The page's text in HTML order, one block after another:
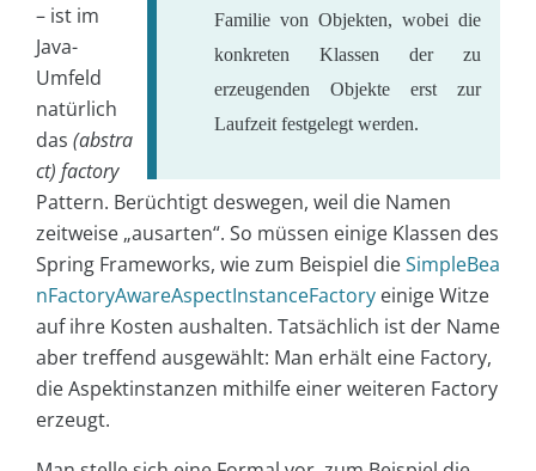
Familie von Objekten, wobei die
konkreten Klassen der zu
erzeugenden Objekte erst zur
Laufzeit festgelegt werden.
– ist im
Java-
Umfeld
natürlich
das (abstra
ct) factory
Pattern. Berüchtigt deswegen, weil die Namen
zeitweise „ausarten“. So müssen einige Klassen des
Spring Frameworks, wie zum Beispiel dieSimpleBea
nFactoryAwareAspectInstanceFactory einige Witze
auf ihre Kosten aushalten. Tatsächlich ist der Name
aber treffend ausgewählt: Man erhält eine Factory,
die Aspektinstanzen mithilfe einer weiteren Factory
erzeugt.